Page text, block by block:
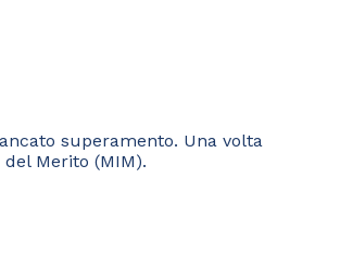
superamento. Una volta
Merito (MIM).